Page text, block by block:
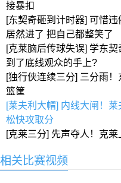
接暴扣
[东契奇砸到计时器] 可惜
居然进了 把自己都整笑了
[克莱脑后传球失误] 学东
到了底线观众的手上?
[独行侠连续三分] 三分雨
篮筐
[莱夫利大帽] 内线大闸！
松快攻取分
[克莱三分] 先声夺人！克
相关比赛视频